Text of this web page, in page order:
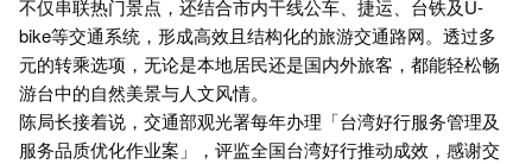
不仅串联热门景点，还结合市内干线公车、捷运、台铁及U-
bike等交通系统，形成高效且结构化的旅游交通路网。透过多
元的转乘选项，无论是本地居民还是国内外旅客，都能轻松畅
游台中的自然美景与人文风情。
陈局长接着说，交通部观光署每年办理「台湾好行服务管理及
服务品质优化作业案」，评监全国台湾好行推动成效，感谢交